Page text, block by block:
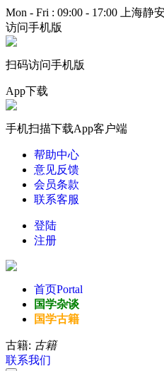
Mon - Fri : 09:00 - 17:00
上海静
访问手机版
扫码访问手机版
App下载
手机扫描下载App客户端
帮助中心
意见反馈
会员条款
联系客服
登陆
注册
首页Portal
国学杂谈
国学古籍
古籍: 古籍
联系我们